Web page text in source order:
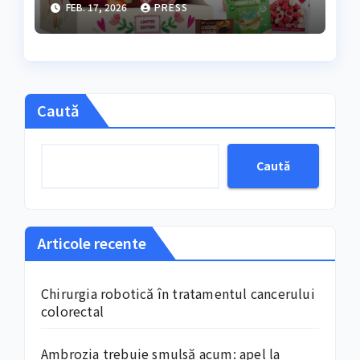
răsfățuluiFebruarie și
începutul lunii martie
FEB. 17, 2026 PRESS
Caută
Caută
Articole recente
Chirurgia robotică în tratamentul cancerului
colorectal
Ambrozia trebuie smulsă acum: apel la